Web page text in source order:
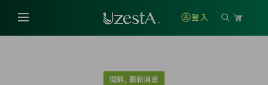
登入
促銷, 最新消息